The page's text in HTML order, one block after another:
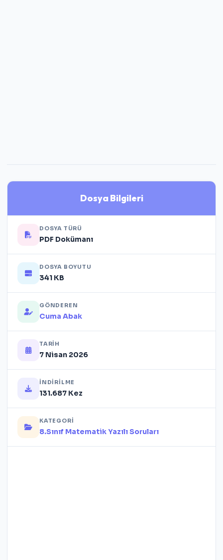
Dosya Bilgileri
DOSYA TÜRÜ
PDF Dokümanı
DOSYA BOYUTU
341 KB
GÖNDEREN
Cuma Abak
TARIH
7 Nisan 2026
İNDIRILME
131.687 Kez
KATEGORI
8.Sınıf Matematik Yazılı Soruları